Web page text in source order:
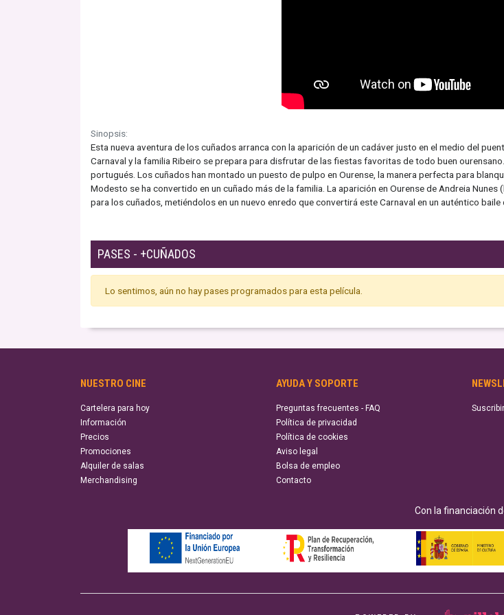
Sinopsis:
Esta nueva aventura de los cuñados arranca con la aparición de un cadáver justo en el medio del
Carnaval y la familia Ribeiro se prepara para disfrutar de las fiestas favoritas de todo buen
portugués. Los cuñados han montado un puesto de pulpo en Ourense, la manera perfecta para
Modesto se ha convertido en un cuñado más de la familia. La aparición en Ourense de Andreia
para los cuñados, metiéndolos en un nuevo enredo que convertirá este Carnaval en un auténtico baile
PASES - +CUÑADOS
Lo sentimos, aún no hay pases programados para esta película.
NUESTRO CINE
Cartelera para hoy
Información
Precios
Promociones
Alquiler de salas
Merchandising
AYUDA Y SOPORTE
Preguntas frecuentes - FAQ
Política de privacidad
Política de cookies
Aviso legal
Bolsa de empleo
Contacto
Con la financiación